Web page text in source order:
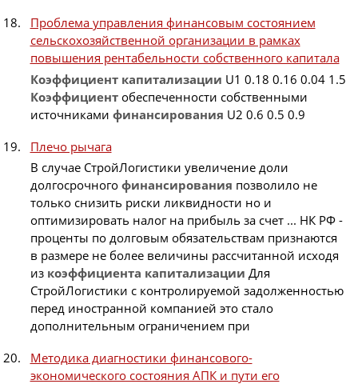
Проблема управления финансовым состоянием
сельскохозяйственной организации в рамках
повышения рентабельности собственного капитала
Коэффициент капитализации U1 0.18 0.16 0.04 1.5
Коэффициентобеспеченности собственными
источниками финансирования U2 0.6 0.5 0.9
Плечо рычага
В случае СтройЛогистики увеличение доли
долгосрочного финансирования позволило не
только снизить риски ликвидности но и
оптимизировать налог на прибыль за счет ... НК РФ -
проценты по долговым обязательствам признаются
в размере не более величины рассчитанной исходя
из коэффициента капитализации Для
СтройЛогистики с контролируемой задолженностью
перед иностранной компанией это стало
дополнительным ограничением при
Методика диагностики финансового-
экономического состояния АПК и пути его